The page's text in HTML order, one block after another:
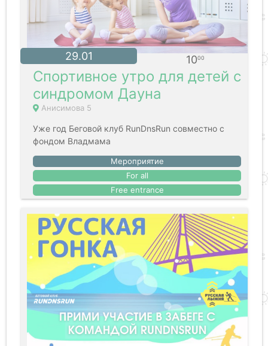
29.01 1000
Спортивное утро для детей с
синдромом Дауна
Анисимова 5
Уже год Беговой клуб RunDnsRun совместно с
фондом Владмама
Мероприятие
For all
Free entrance